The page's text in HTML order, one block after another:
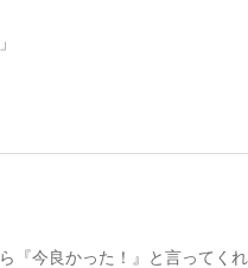
『今良かった！』と言ってく